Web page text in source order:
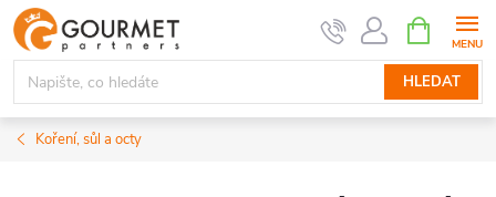
Přejít
na
obsah
HLEDAT
NÁKUPNÍ
KOŠÍK
Koření, sůl a octy